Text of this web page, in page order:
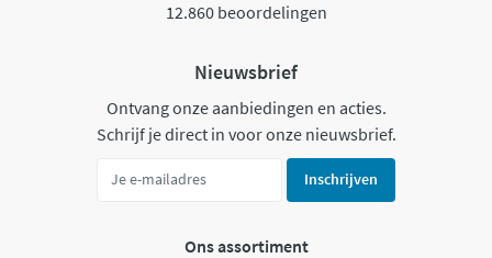
12.860 beoordelingen
Nieuwsbrief
Ontvang onze aanbiedingen en acties.
Schrijf je direct in voor onze nieuwsbrief.
Inschrijven
Ons assortiment